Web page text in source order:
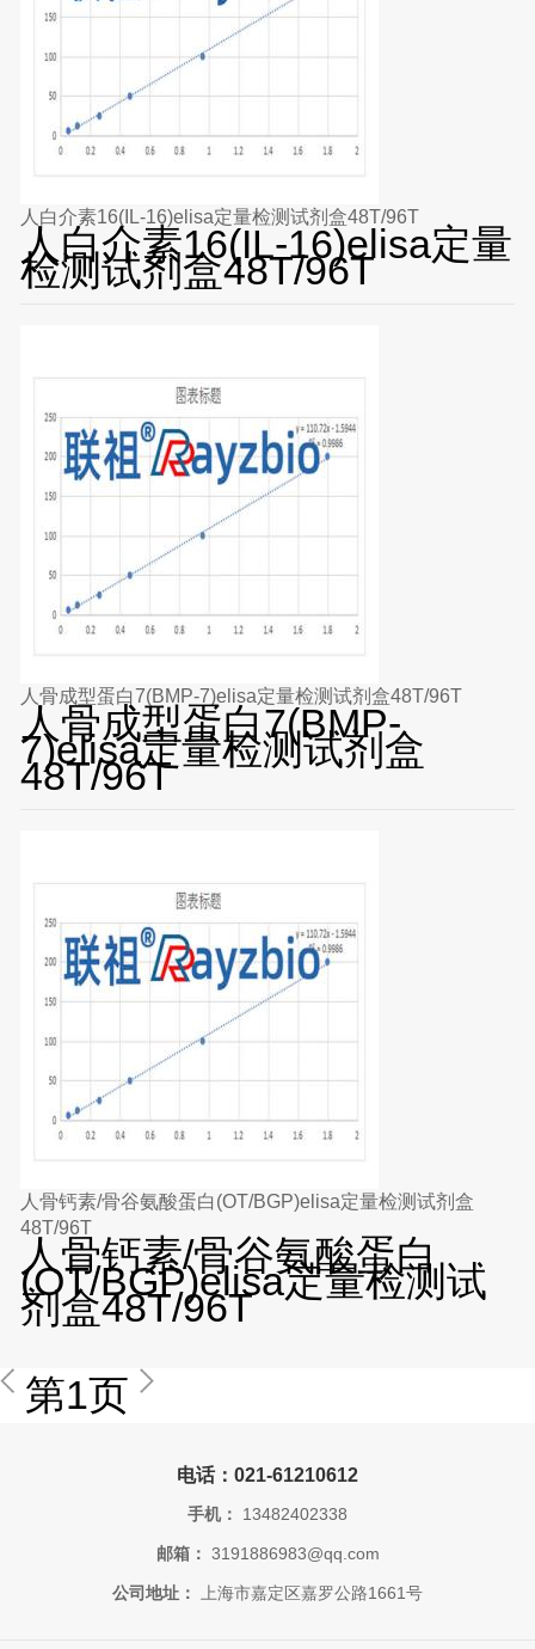
人白介素16(IL-16)elisa定量检测试剂盒48T/96T
人白介素16(IL-16)elisa定量
检测试剂盒48T/96T
人骨成型蛋白7(BMP-7)elisa定量检测试剂盒48T/96T
人骨成型蛋白7(BMP-
7)elisa定量检测试剂盒
48T/96T
人骨钙素/骨谷氨酸蛋白(OT/BGP)elisa定量检测试剂盒
48T/96T
人骨钙素/骨谷氨酸蛋白
(OT/BGP)elisa定量检测试
剂盒48T/96T
第1页
电话：021-61210612
手机： 13482402338
邮箱： 3191886983@qq.com
公司地址： 上海市嘉定区嘉罗公路1661号